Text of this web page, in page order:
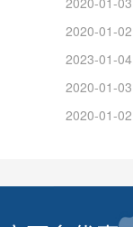
2020-01-02
2023-01-04
2020-01-03
2020-01-02